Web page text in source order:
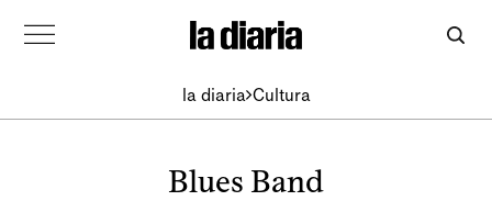
la diaria Cultura
Blues Band